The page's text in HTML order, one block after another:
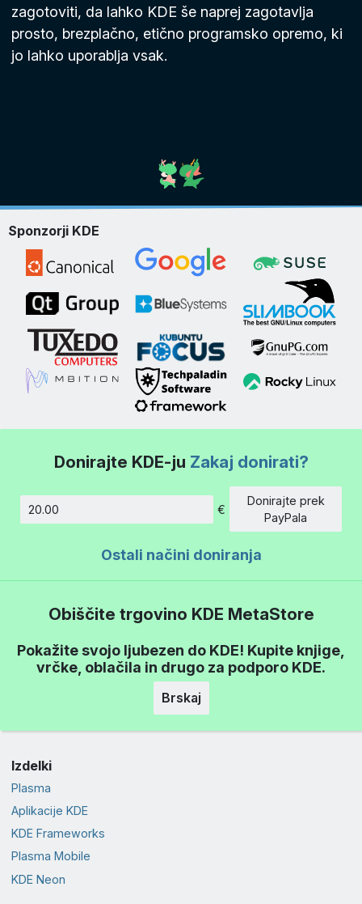
zagotoviti, da lahko KDE še naprej zagotavlja
prosto, brezplačno, etično programsko opremo, ki
jo lahko uporablja vsak.
Sponzorji KDE
Donirajte KDE-ju Zakaj donirati?
Znesek
€
Donirajte prek
PayPala
Ostali načini doniranja
Obiščite trgovino KDE MetaStore
Pokažite svojo ljubezen do KDE! Kupite knjige,
vrčke, oblačila in drugo za podporo KDE.
Brskaj
Izdelki
Plasma
Aplikacije KDE
KDE Frameworks
Plasma Mobile
KDE Neon